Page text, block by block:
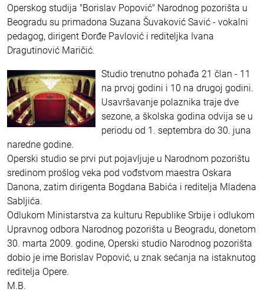
Operskog studija "Borislav Popović" Narodnog pozorišta u
Beogradu su primadona Suzana Šuvaković Savić - vokalni
pedagog, dirigent Đorđe Pavlović i rediteljka Ivana
Dragutinović Maričić.
Studio trenutno pohađa 21 član - 11
na prvoj godini i 10 na drugoj godini.
Usavršavanje polaznika traje dve
sezone, a školska godina odvija se u
periodu od 1. septembra do 30. juna
naredne godine.
Operski studio se prvi put pojavljuje u Narodnom pozorištu
sredinom prošlog veka pod vođstvom maestra Oskara
Danona, zatim dirigenta Bogdana Babića i reditelja Mladena
Sabljića.
Odlukom Ministarstva za kulturu Republike Srbije i odlukom
Upravnog odbora Narodnog pozorišta u Beogradu, donetom
30. marta 2009. godine, Operski studio Narodnog pozorišta
dobio je ime Borislav Popović, u znak sećanja na istaknutog
reditelja Opere.
M.B.